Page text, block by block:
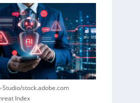
stock.adobe.com
Index